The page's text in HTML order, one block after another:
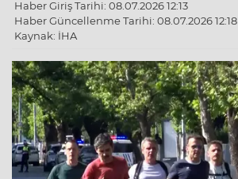
Haber Giriş Tarihi: 08.07.2026 12:13
Haber Güncellenme Tarihi: 08.07.2026 12:18
Kaynak: İHA